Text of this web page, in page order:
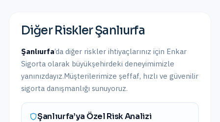
Diğer RisklerŞanlıurfa
Şanlıurfa’da diğer riskler ihtiyaçlarınız için Enkar
Sigorta olarak büyükşehirdeki deneyimimizle
yanınızdayız.Müşterilerimize şeffaf, hızlı ve güvenilir
sigorta danışmanlığı sunuyoruz.
Şanlıurfa’ya Özel Risk Analizi